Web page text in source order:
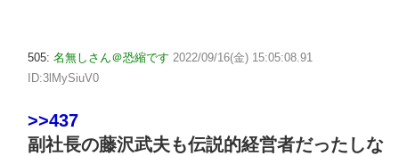
505: 名無しさん＠恐縮です 2022/09/16(金) 15:05:08.91
ID:3lMySiuV0
>>437
副社長の藤沢武夫も伝説的経営者だったしな